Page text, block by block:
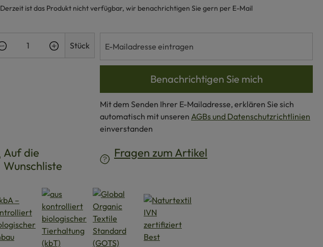
Derzeit ist das Produkt nicht verfügbar, wir benachrichtigen Sie gern per E-Mail
Stück
Benachrichtigen Sie mich
Mit dem Senden Ihrer E-Mailadresse, erklären Sie sich
automatisch mit unseren AGBs und Datenschutzrichtlinien
einverstanden
Auf die
Wunschliste
Fragen zum Artikel